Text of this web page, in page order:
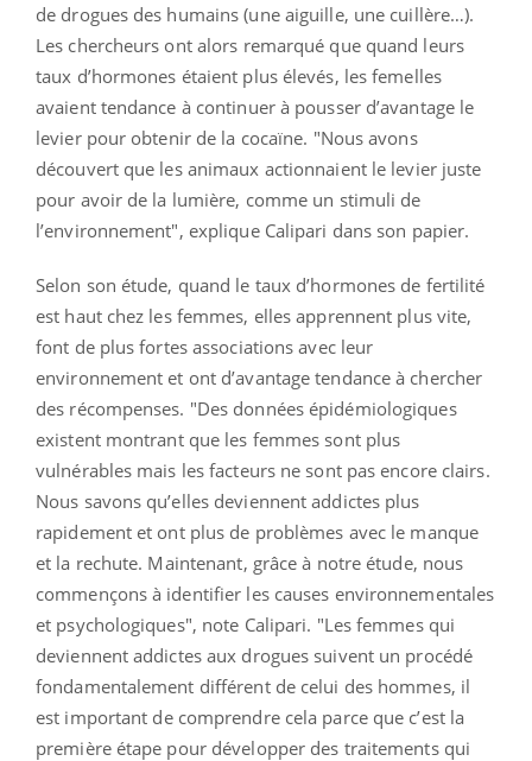
de drogues des humains (une aiguille, une cuillère…).
Les chercheurs ont alors remarqué que quand leurs
taux d’hormones étaient plus élevés, les femelles
avaient tendance à continuer à pousser d’avantage le
levier pour obtenir de la cocaïne. "Nous avons
découvert que les animaux actionnaient le levier juste
pour avoir de la lumière, comme un stimuli de
l’environnement", explique Calipari dans son papier.
Selon son étude, quand le taux d’hormones de fertilité
est haut chez les femmes, elles apprennent plus vite,
font de plus fortes associations avec leur
environnement et ont d’avantage tendance à chercher
des récompenses. "Des données épidémiologiques
existent montrant que les femmes sont plus
vulnérables mais les facteurs ne sont pas encore clairs.
Nous savons qu’elles deviennent addictes plus
rapidement et ont plus de problèmes avec le manque
et la rechute. Maintenant, grâce à notre étude, nous
commençons à identifier les causes environnementales
et psychologiques", note Calipari. "Les femmes qui
deviennent addictes aux drogues suivent un procédé
fondamentalement différent de celui des hommes, il
est important de comprendre cela parce que c’est la
première étape pour développer des traitements qui